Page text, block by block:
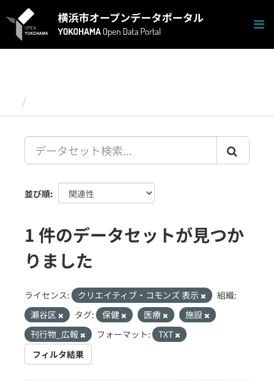
キ
並び順
1 件のデータセットが見つか
りました
ライセンス: クリエイティブ・コモンズ 表示
組織:
瀬谷区
タグ: 保健 医療
施設
刊行物_広報
フォーマット:
TXT
フィルタ結果